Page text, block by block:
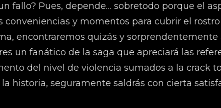
fallo? Pues, depende… sobretodo porque el
conveniencias y momentos para cubrir el
encontraremos quizás y sorprendentemente
un fanático de la saga que apreciará las
del nivel de violencia sumados a la crack
historia, seguramente saldrás con cierta